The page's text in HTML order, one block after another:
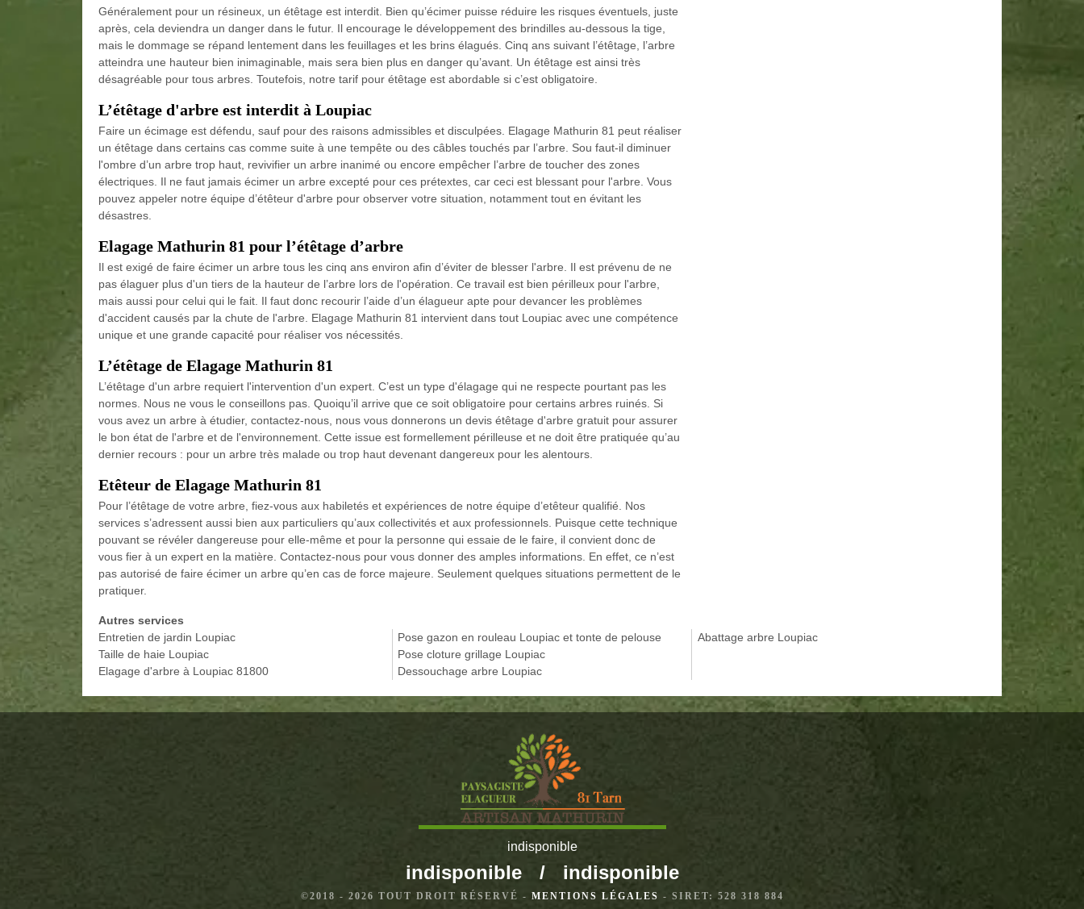
Généralement pour un résineux, un étêtage est interdit. Bien qu’écimer puisse réduire les risques éventuels, juste
après, cela deviendra un danger dans le futur. Il encourage le développement des brindilles au-dessous la tige,
mais le dommage se répand lentement dans les feuillages et les brins élagués. Cinq ans suivant l’étêtage, l’arbre
atteindra une hauteur bien inimaginable, mais sera bien plus en danger qu’avant. Un étêtage est ainsi très
désagréable pour tous arbres. Toutefois, notre tarif pour étêtage est abordable si c’est obligatoire.
L’étêtage d'arbre est interdit à Loupiac
Faire un écimage est défendu, sauf pour des raisons admissibles et disculpées. Elagage Mathurin 81 peut réaliser
un étêtage dans certains cas comme suite à une tempête ou des câbles touchés par l’arbre. Sou faut-il diminuer
l'ombre d’un arbre trop haut, revivifier un arbre inanimé ou encore empêcher l’arbre de toucher des zones
électriques. Il ne faut jamais écimer un arbre excepté pour ces prétextes, car ceci est blessant pour l'arbre. Vous
pouvez appeler notre équipe d’étêteur d'arbre pour observer votre situation, notamment tout en évitant les
désastres.
Elagage Mathurin 81 pour l’étêtage d’arbre
Il est exigé de faire écimer un arbre tous les cinq ans environ afin d’éviter de blesser l'arbre. Il est prévenu de ne
pas élaguer plus d'un tiers de la hauteur de l’arbre lors de l'opération. Ce travail est bien périlleux pour l'arbre,
mais aussi pour celui qui le fait. Il faut donc recourir l’aide d’un élagueur apte pour devancer les problèmes
d'accident causés par la chute de l'arbre. Elagage Mathurin 81 intervient dans tout Loupiac avec une compétence
unique et une grande capacité pour réaliser vos nécessités.
L’étêtage de Elagage Mathurin 81
L’étêtage d'un arbre requiert l'intervention d'un expert. C’est un type d'élagage qui ne respecte pourtant pas les
normes. Nous ne vous le conseillons pas. Quoiqu’il arrive que ce soit obligatoire pour certains arbres ruinés. Si
vous avez un arbre à étudier, contactez-nous, nous vous donnerons un devis étêtage d'arbre gratuit pour assurer
le bon état de l'arbre et de l'environnement. Cette issue est formellement périlleuse et ne doit être pratiquée qu’au
dernier recours : pour un arbre très malade ou trop haut devenant dangereux pour les alentours.
Etêteur de Elagage Mathurin 81
Pour l’étêtage de votre arbre, fiez-vous aux habiletés et expériences de notre équipe d’etêteur qualifié. Nos
services s’adressent aussi bien aux particuliers qu’aux collectivités et aux professionnels. Puisque cette technique
pouvant se révéler dangereuse pour elle-même et pour la personne qui essaie de le faire, il convient donc de
vous fier à un expert en la matière. Contactez-nous pour vous donner des amples informations. En effet, ce n’est
pas autorisé de faire écimer un arbre qu’en cas de force majeure. Seulement quelques situations permettent de le
pratiquer.
Autres services
Entretien de jardin Loupiac
Taille de haie Loupiac
Elagage d'arbre à Loupiac 81800
Pose gazon en rouleau Loupiac et tonte de pelouse
Pose cloture grillage Loupiac
Dessouchage arbre Loupiac
Abattage arbre Loupiac
indisponible
indisponible / indisponible
©2018 - 2026 TOUT DROIT RÉSERVÉ - MENTIONS LÉGALES - SIRET: 528 318 884